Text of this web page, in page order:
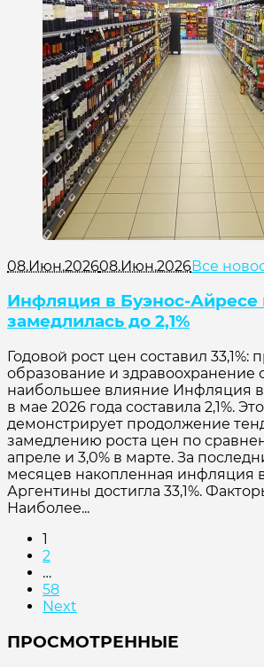
08.Июн.202608.Июн.2026Все
Инфляция в Буэнос-Айресе
замедлилась до 2,1%
Годовой рост цен составил 33,1%:
образование и здравоохранение
наибольшее влияние Инфляция
в мае 2026 года составила 2,1%.
демонстрирует продолжение
замедлению роста цен по
апреле и 3,0% в марте. За
месяцев накопленная инфляция
Аргентины достигла 33,1%.
Наиболее...
1
2
…
58
Next
ПРОСМОТРЕННЫЕ